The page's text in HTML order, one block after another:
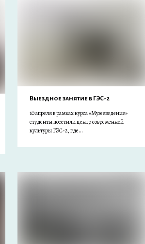
Выездное занятие в ГЭС-2
10 апреля в рамках курса «Музееведение»
студенты посетили центр современной
культуры ГЭС-2, где...